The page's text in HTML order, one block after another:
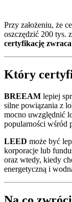
Przy założeniu, że
oszczędzić 200 tys.
certyfikację
Który
BREEAM lepiej
silne powiązania z
mocno uwzględnić
popularności wśród
LEED może być
korporacje lub
oraz wtedy, kiedy
energetyczną i